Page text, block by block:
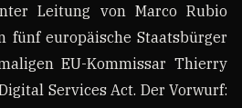
Leitung von Marco Rubio
fünf europäische Staatsbürger
EU-Kommissar Thierry
Services Act. Der Vorwurf: